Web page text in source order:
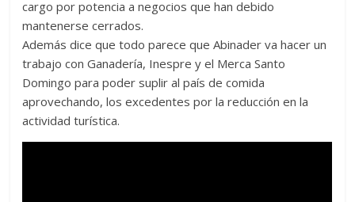
cargo por potencia a negocios que han debido
mantenerse cerrados.
Además dice que todo parece que Abinader va hacer un
trabajo con Ganadería, Inespre y el Merca Santo
Domingo para poder suplir al país de comida
aprovechando, los excedentes por la reducción en la
actividad turística.